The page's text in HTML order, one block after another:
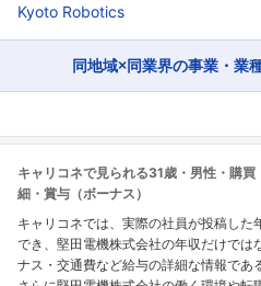
Kyoto Robotics
同地域×同業界の事業・業
キャリコネで見られる31歳・男性・購
細・賞与（ボーナス）
キャリコネでは、実際の社員が投稿し
でき、堅田電機株式会社の年収だけでは
ナス・交通費など給与の詳細な情報であ